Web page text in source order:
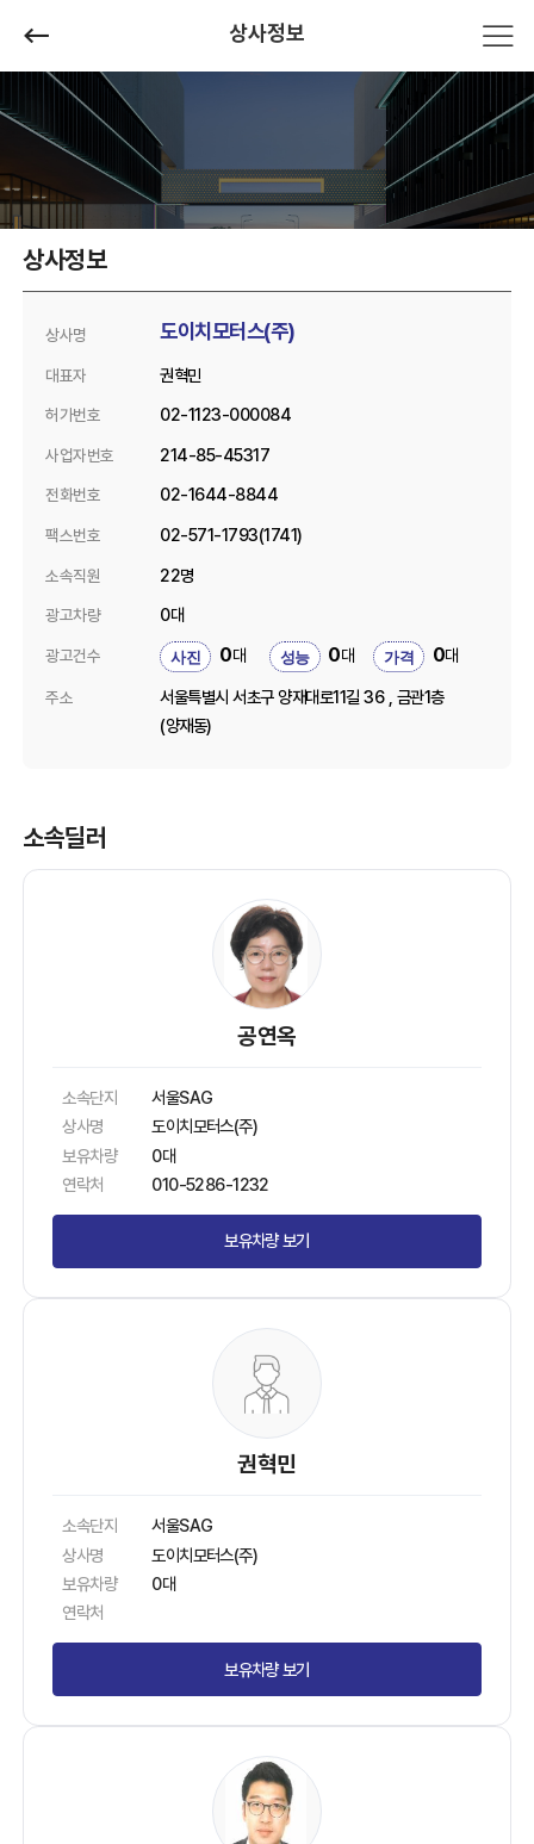
상사정보
상사정보
상사명 도이치모터스(주)
대표자 권혁민
허가번호 02-1123-000084
사업자번호 214-85-45317
전화번호 02-1644-8844
팩스번호 02-571-1793(1741)
소속직원 22명
광고차량 0대
광고건수 사진 0대 성능 0대 가격 0대
주소
서울특별시 서초구 양재대로11길 36 , 금관1층
(양재동)
소속딜러
공연옥
소속단지
서울SAG
상사명
도이치모터스(주)
보유차량
0대
연락처
010-5286-1232
보유차량 보기
권혁민
소속단지
서울SAG
상사명
도이치모터스(주)
보유차량
0대
연락처
보유차량 보기